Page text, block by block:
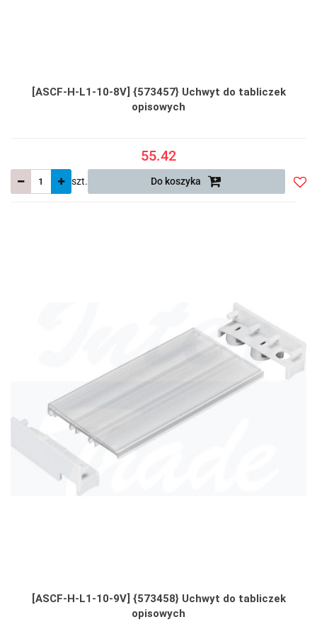
[ASCF-H-L1-10-8V] {573457} Uchwyt do tabliczek
opisowych
55.42
szt. Do koszyka
[ASCF-H-L1-10-9V] {573458} Uchwyt do tabliczek
opisowych